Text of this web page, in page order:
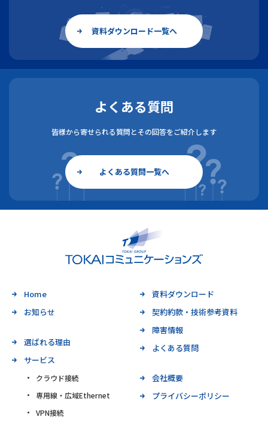
資料ダウンロード一覧へ
よくある質問
皆様から寄せられる質問とその回答をご紹介します
よくある質問一覧へ
Home
お知らせ
選ばれる理由
サービス
クラウド接続
専用線・広域Ethernet
VPN接続
資料ダウンロード
契約約款・技術参考資料
障害情報
よくある質問
会社概要
プライバシーポリシー